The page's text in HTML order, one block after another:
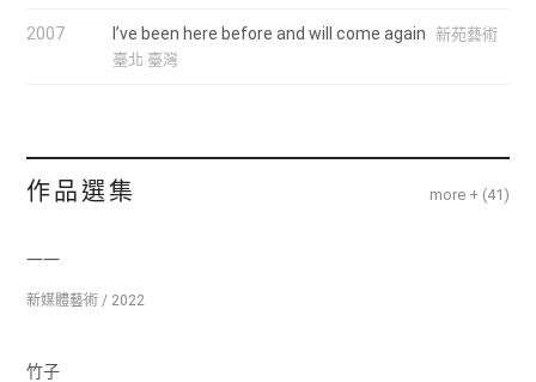
2007 I’ve been here before and will come again
新苑藝術
臺北 臺灣
作品選集 more + (41 )
一一
新媒體藝術 / 2022
竹子